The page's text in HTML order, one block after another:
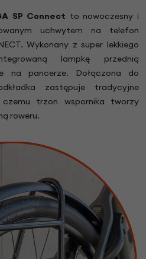
SP Connect to nowoczesny i
uchwytem na telefon
Wykonany z super lekkiego
lampkę przednią
na pancerze. Dołączona do
zastępuje tradycyjne
czemu trzon wspornika tworzy
roweru.